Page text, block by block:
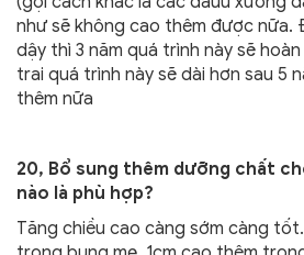
như sẽ không cao thêm được nữa.
dậy thì 3 năm quá trình này sẽ
trai quá trình này sẽ dài hơn sau 5
thêm nữa
20, Bổ sung thêm dưỡng chất
nào là phù hợp?
Tăng chiều cao càng sớm càng